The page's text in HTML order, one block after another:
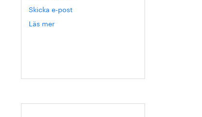
Skicka e-post
Läs mer